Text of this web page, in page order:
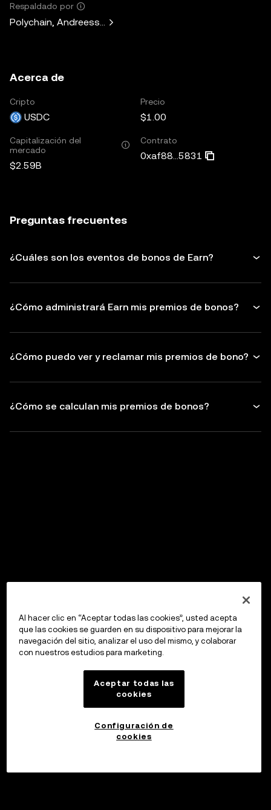
Respaldado por
Polychain, Andreessen Horowitz, Paradigm, Bain Capital
Acerca de
Cripto
USDC
Precio
$1.00
Capitalización del
mercado
$2.59B
Contrato
0xaf88...5831
Preguntas frecuentes
¿Cuáles son los eventos de bonos de Earn?
¿Cómo administrará Earn mis premios de bonos?
¿Cómo puedo ver y reclamar mis premios de bono?
¿Cómo se calculan mis premios de bonos?
Al hacer clic en “Aceptar todas las cookies”, usted acepta
que las cookies se guarden en su dispositivo para mejorar la
navegación del sitio, analizar el uso del mismo, y colaborar
con nuestros estudios para marketing.
Aceptar todas las
cookies
Configuración de
cookies